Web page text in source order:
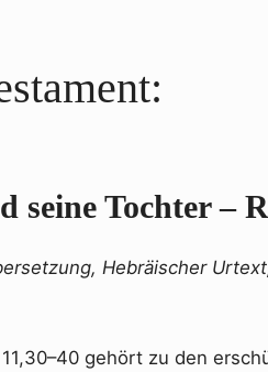
seine Tochter –
Hebräischer
gehört zu den